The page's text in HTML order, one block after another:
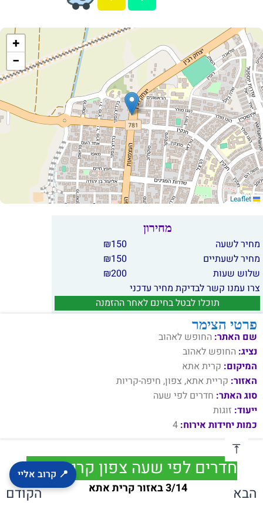
+
−
מחירון
מחיר לשעה 150
₪
מחיר לשעתיים
150
₪
שלוש שעות
200
₪
צרו עמנו קשר לבדיקת מחיר עדכני
תוכלו לבטל בחינם לאחר ההזמנה
פרטי הצימר
שם האתר: החופש לאהוב
נציג: החופש לאהוב
המיקום: קרית אתא
האזור: קריית אתא, צפון, חיפה-קריות
סוג האתר: חדרים לפי שעה
ייעוד: זוגות
כמות יחידות אירוח: 4
חדרים לפי שעה צפון קרית אתא
הבא 3/14 באזור קרית אתא הקודם
📍 קרוב אליי